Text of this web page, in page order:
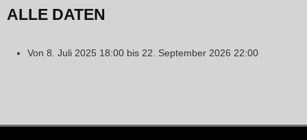
ALLE DATEN
Von 8. Juli 2025 18:00 bis 22. September 2026 22:00